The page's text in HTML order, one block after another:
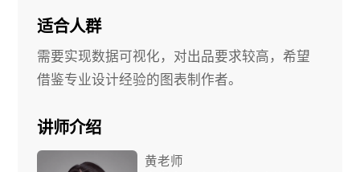
适合人群
需要实现数据可视化，对出品要求较高，希望
借鉴专业设计经验的图表制作者。
讲师介绍
黄老师